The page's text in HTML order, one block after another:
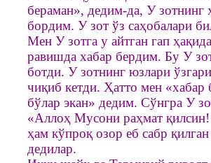
бераман», дедим-да, У зотнинг
бордим. У зот ўз саҳобалари
Мен У зотга у айтган гап
равишда хабар бердим. Бу У
ботди. У зотнинг юзлари
чиқиб кетди. Ҳатто мен «хабар
бўлар экан» дедим. Сўнгра У
«Аллоҳ Мусони раҳмат
ҳам кўпроқ озор еб сабр
дедилар.